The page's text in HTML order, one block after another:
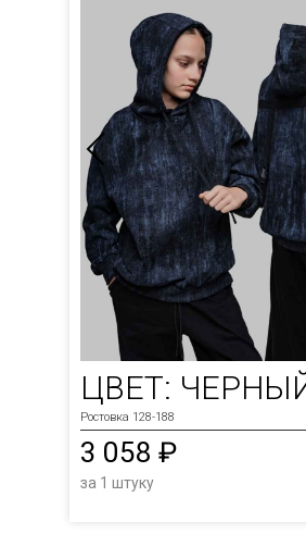
ЦВЕТ:
Ростовка 128-188
3 058 ₽
за 1 штуку